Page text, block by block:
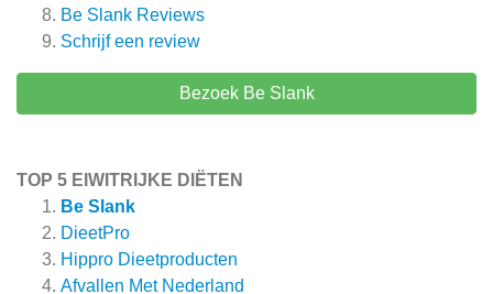
Be Slank Reviews
Schrijf een review
Bezoek Be Slank
TOP 5 EIWITRIJKE DIËTEN
Be Slank
DieetPro
Hippro Dieetproducten
Afvallen Met Nederland